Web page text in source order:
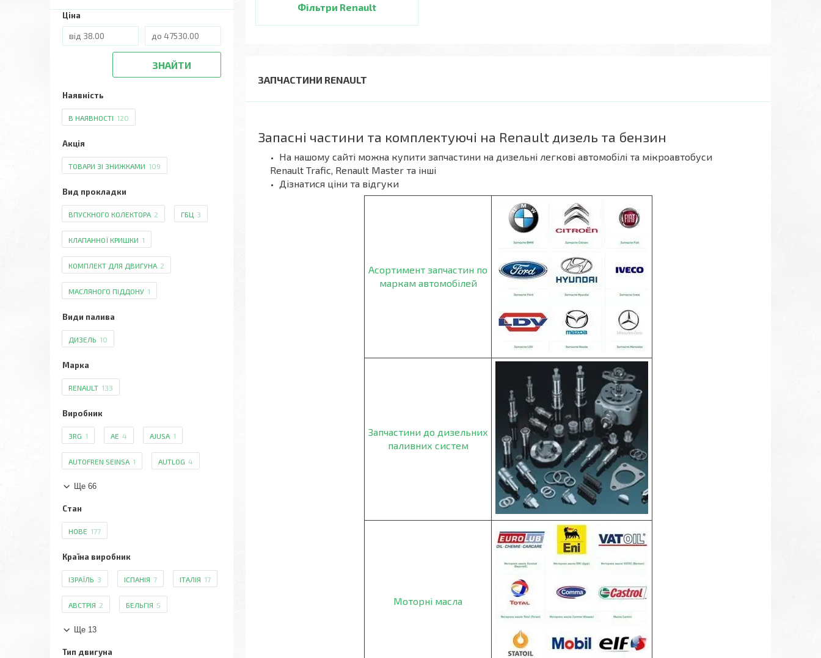
Фільтри Renault
ЗАПЧАСТИНИ RENAULT
Запасні частини та комплектуючі на Renault дизель та бензин
На нашому сайті можна купити запчастини на дизельні легкові автомобілі та мікроавтобуси
Renault Trafic, Renault Master та інші
Дізнатися ціни та відгуки
Асортимент запчастин по
маркам автомобілей
Запчастини до дизельних
паливних систем
Моторні масла
Ціна
ЗНАЙТИ
Наявність
В НАЯВНОСТІ 120
Акція
ТОВАРИ ЗІ ЗНИЖКАМИ 109
Вид прокладки
ВПУСКНОГО КОЛЕКТОРА 2 ГБЦ 3
КЛАПАННОЇ КРИШКИ 1
КОМПЛЕКТ ДЛЯ ДВИГУНА 2
МАСЛЯНОГО ПІДДОНУ 1
Види палива
ДИЗЕЛЬ 10
Марка
RENAULT 133
Виробник
3RG 1 AE 4 AJUSA 1
AUTOFREN SEINSA 1 AUTLOG 4
Ще 66
Стан
НОВЕ 177
Країна виробник
ІЗРАЇЛЬ 3 ІСПАНІЯ 7 ІТАЛІЯ 17
АВСТРІЯ 2 БЕЛЬГІЯ 5
Ще 13
Тип двигуна